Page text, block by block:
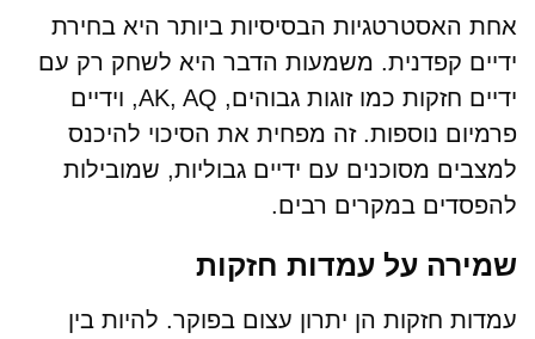
אחת האסטרטגיות הבסיסיות ביותר היא בחירת
ידיים קפדנית. משמעות הדבר היא לשחק רק עם
ידיים חזקות כמו זוגות גבוהים, AK, AQ, וידיים
פרמיום נוספות. זה מפחית את הסיכוי להיכנס
למצבים מסוכנים עם ידיים גבוליות, שמובילות
להפסדים במקרים רבים.
שמירה על עמדות חזקות
עמדות חזקות הן יתרון עצום בפוקר. להיות בין